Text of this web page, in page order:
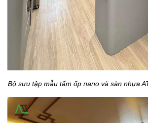
Bộ sưu tập mẫu tấm ốp nano và sàn nhựa